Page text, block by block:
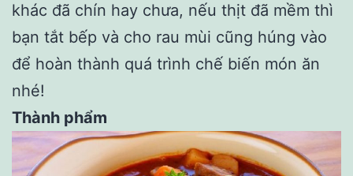
khác đã chín hay chưa, nếu thịt đã mềm thì
bạn tắt bếp và cho rau mùi cũng húng vào
để hoàn thành quá trình chế biến món ăn
nhé!
Thành phẩm